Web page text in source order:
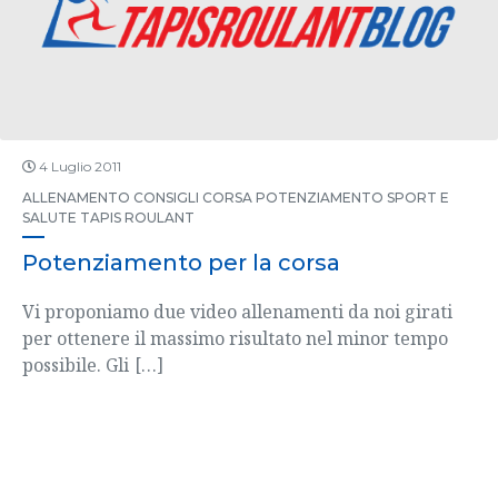
4 Luglio 2011
ALLENAMENTO CONSIGLI CORSA POTENZIAMENTO SPORT E
SALUTE TAPIS ROULANT
Potenziamento per la corsa
Vi proponiamo due video allenamenti da noi girati
per ottenere il massimo risultato nel minor tempo
possibile. Gli […]